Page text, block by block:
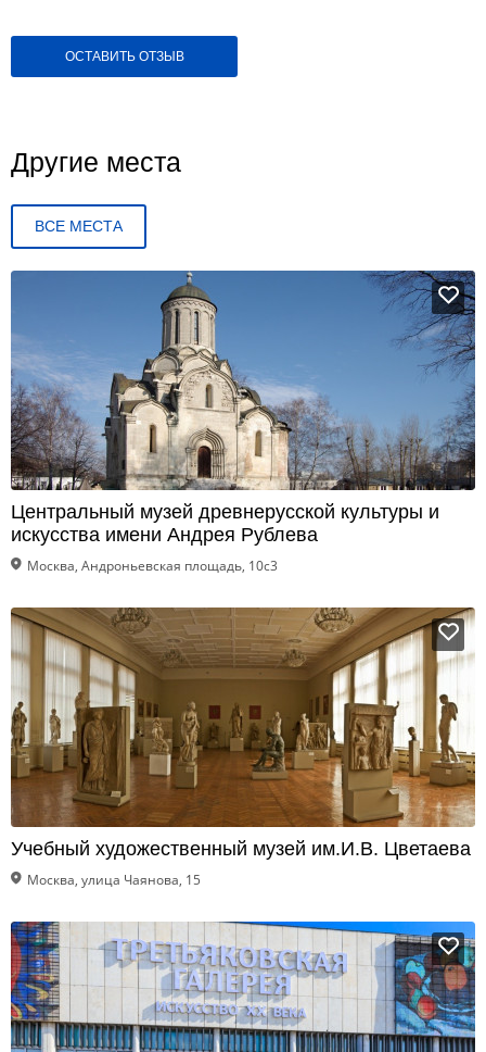
ОСТАВИТЬ ОТЗЫВ
Другие места
ВСЕ МЕСТА
Центральный музей древнерусской культуры и
искусства имени Андрея Рублева
Москва, Андроньевская площадь, 10с3
Учебный художественный музей им.И.В. Цветаева
Москва, улица Чаянова, 15